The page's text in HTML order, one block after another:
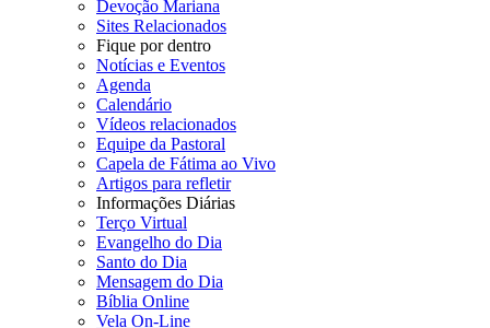
Devoção Mariana
Sites Relacionados
Fique por dentro
Notícias e Eventos
Agenda
Calendário
Vídeos relacionados
Equipe da Pastoral
Capela de Fátima ao Vivo
Artigos para refletir
Informações Diárias
Terço Virtual
Evangelho do Dia
Santo do Dia
Mensagem do Dia
Bíblia Online
Vela On-Line